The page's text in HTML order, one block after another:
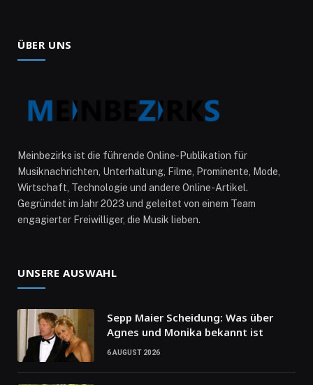
ÜBER UNS
Meinbezirks ist die führende Online-Publikation für
Musiknachrichten, Unterhaltung, Filme, Prominente, Mode,
Wirtschaft, Technologie und andere Online-Artikel.
Gegründet im Jahr 2023 und geleitet von einem Team
engagierter Freiwilliger, die Musik lieben.
UNSERE AUSWAHL
Sepp Maier Scheidung: Was über
Agnes und Monika bekannt ist
6 AUGUST 2026